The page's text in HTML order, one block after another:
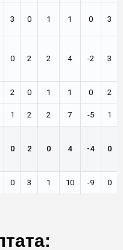
3 0 1 1 0 3
0 2 2 4 -2 3
2 0 1 1 0 2
1 2 2 7 -5 1
0 2 0 4 -4 0
0 3 1 10 -9 0